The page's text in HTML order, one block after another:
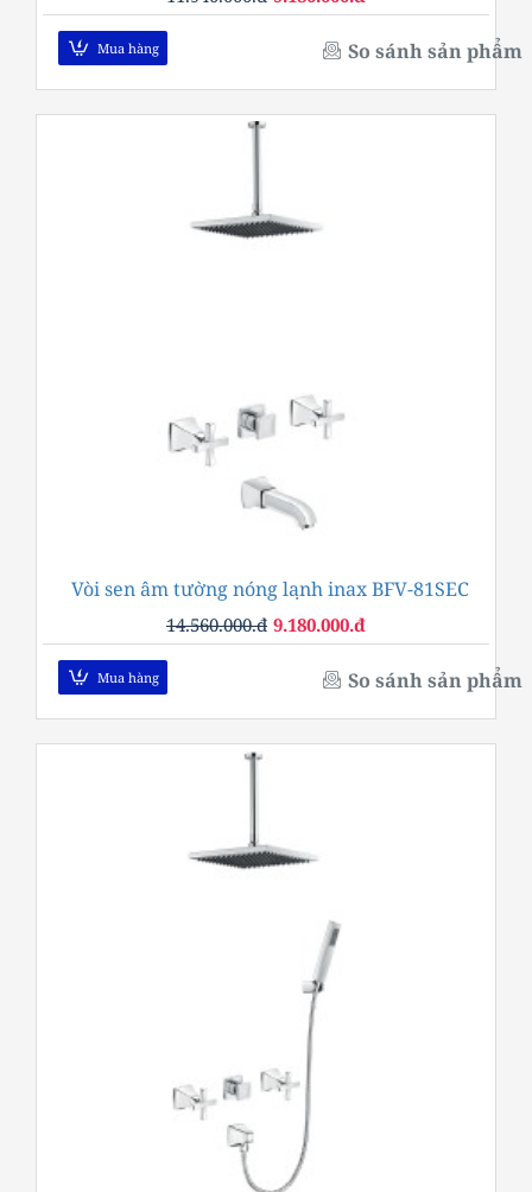
Mua hàng So sánh sản phẩm
-37%
Vòi sen âm tường nóng lạnh inax BFV-81SEC
9.180.000.đ
14.560.000.đ
Mua hàng So sánh sản phẩm